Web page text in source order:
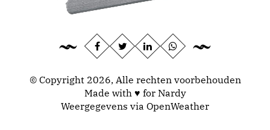
© Copyright 2026, Alle rechten voorbehouden
Made with ♥ for Nardy
Weergegevens via OpenWeather